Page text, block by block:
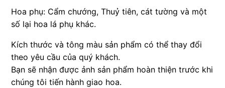
Hoa phụ: Cẩm chướng, Thuỷ tiên, cát tường và một
số lại hoa lá phụ khác.
Kích thước và tông màu sản phẩm có thể thay đổi
theo yêu cầu của quý khách.
Bạn sẽ nhận được ảnh sản phẩm hoàn thiện trước khi
chúng tôi tiến hành giao hoa.